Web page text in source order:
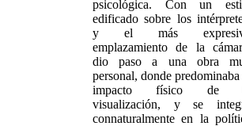
psicológica. Con un
edificado sobre los
y el más
emplazamiento de la
dio paso a una obra
personal, donde predominaba
impacto físico de
visualización, y se
connaturalmente en la